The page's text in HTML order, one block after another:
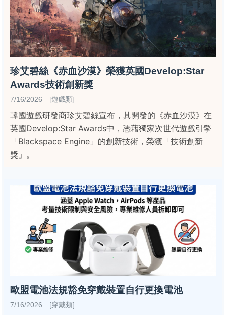
珍艾碧絲《赤血沙漠》榮獲英國Develop:Star
Awards技術創新獎
7/16/2026 [遊戲類]
韓國遊戲研發商珍艾碧絲宣布，其開發的《赤血沙漠》在
英國Develop:Star Awards中，憑藉獨家次世代遊戲引擎
「Blackspace Engine」的創新技術，榮獲「技術創新
獎」。
歐盟電池法規豁免穿戴裝置自行更換電池
7/16/2026 [穿戴類]